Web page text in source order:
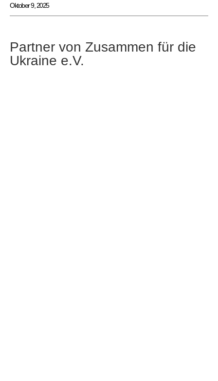
Oktober 9, 2025
Partner von Zusammen für die
Ukraine e.V.